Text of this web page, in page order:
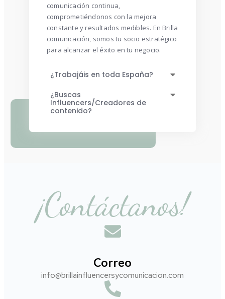
comunicación continua,
comprometiéndonos con la mejora
constante y resultados medibles. En Brilla
comunicación, somos tu socio estratégico
para alcanzar el éxito en tu negocio.
¿Trabajáis en toda España?
¿Buscas
Influencers/Creadores de
contenido?
¡Contáctanos!
Correo
info@brillainfluencersycomunicacion.com​